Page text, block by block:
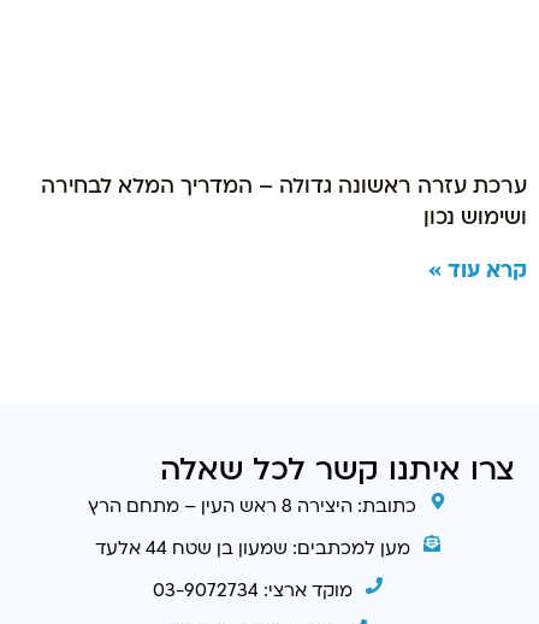
ערכת עזרה ראשונה גדולה – המדריך המלא לבחירה
ושימוש נכון
קרא עוד »
צרו איתנו קשר לכל שאלה
כתובת: היצירה 8 ראש העין – מתחם הרץ
מען למכתבים: שמעון בן שטח 44 אלעד
מוקד ארצי: 03-9072734